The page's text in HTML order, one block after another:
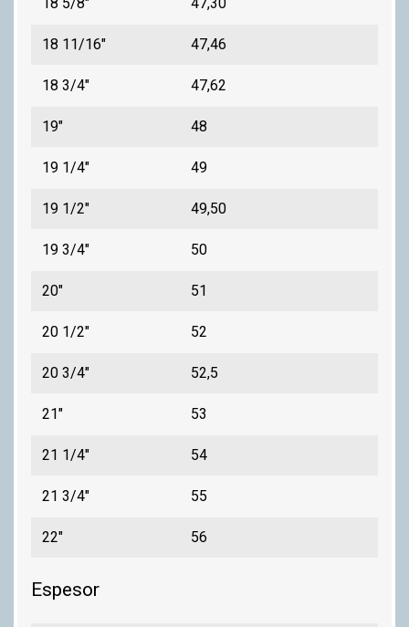
18 11/16" 47,46
18 3/4" 47,62
19" 48
19 1/4" 49
19 1/2" 49,50
19 3/4" 50
20" 51
20 1/2" 52
20 3/4" 52,5
21" 53
21 1/4" 54
21 3/4" 55
22" 56
Espesor